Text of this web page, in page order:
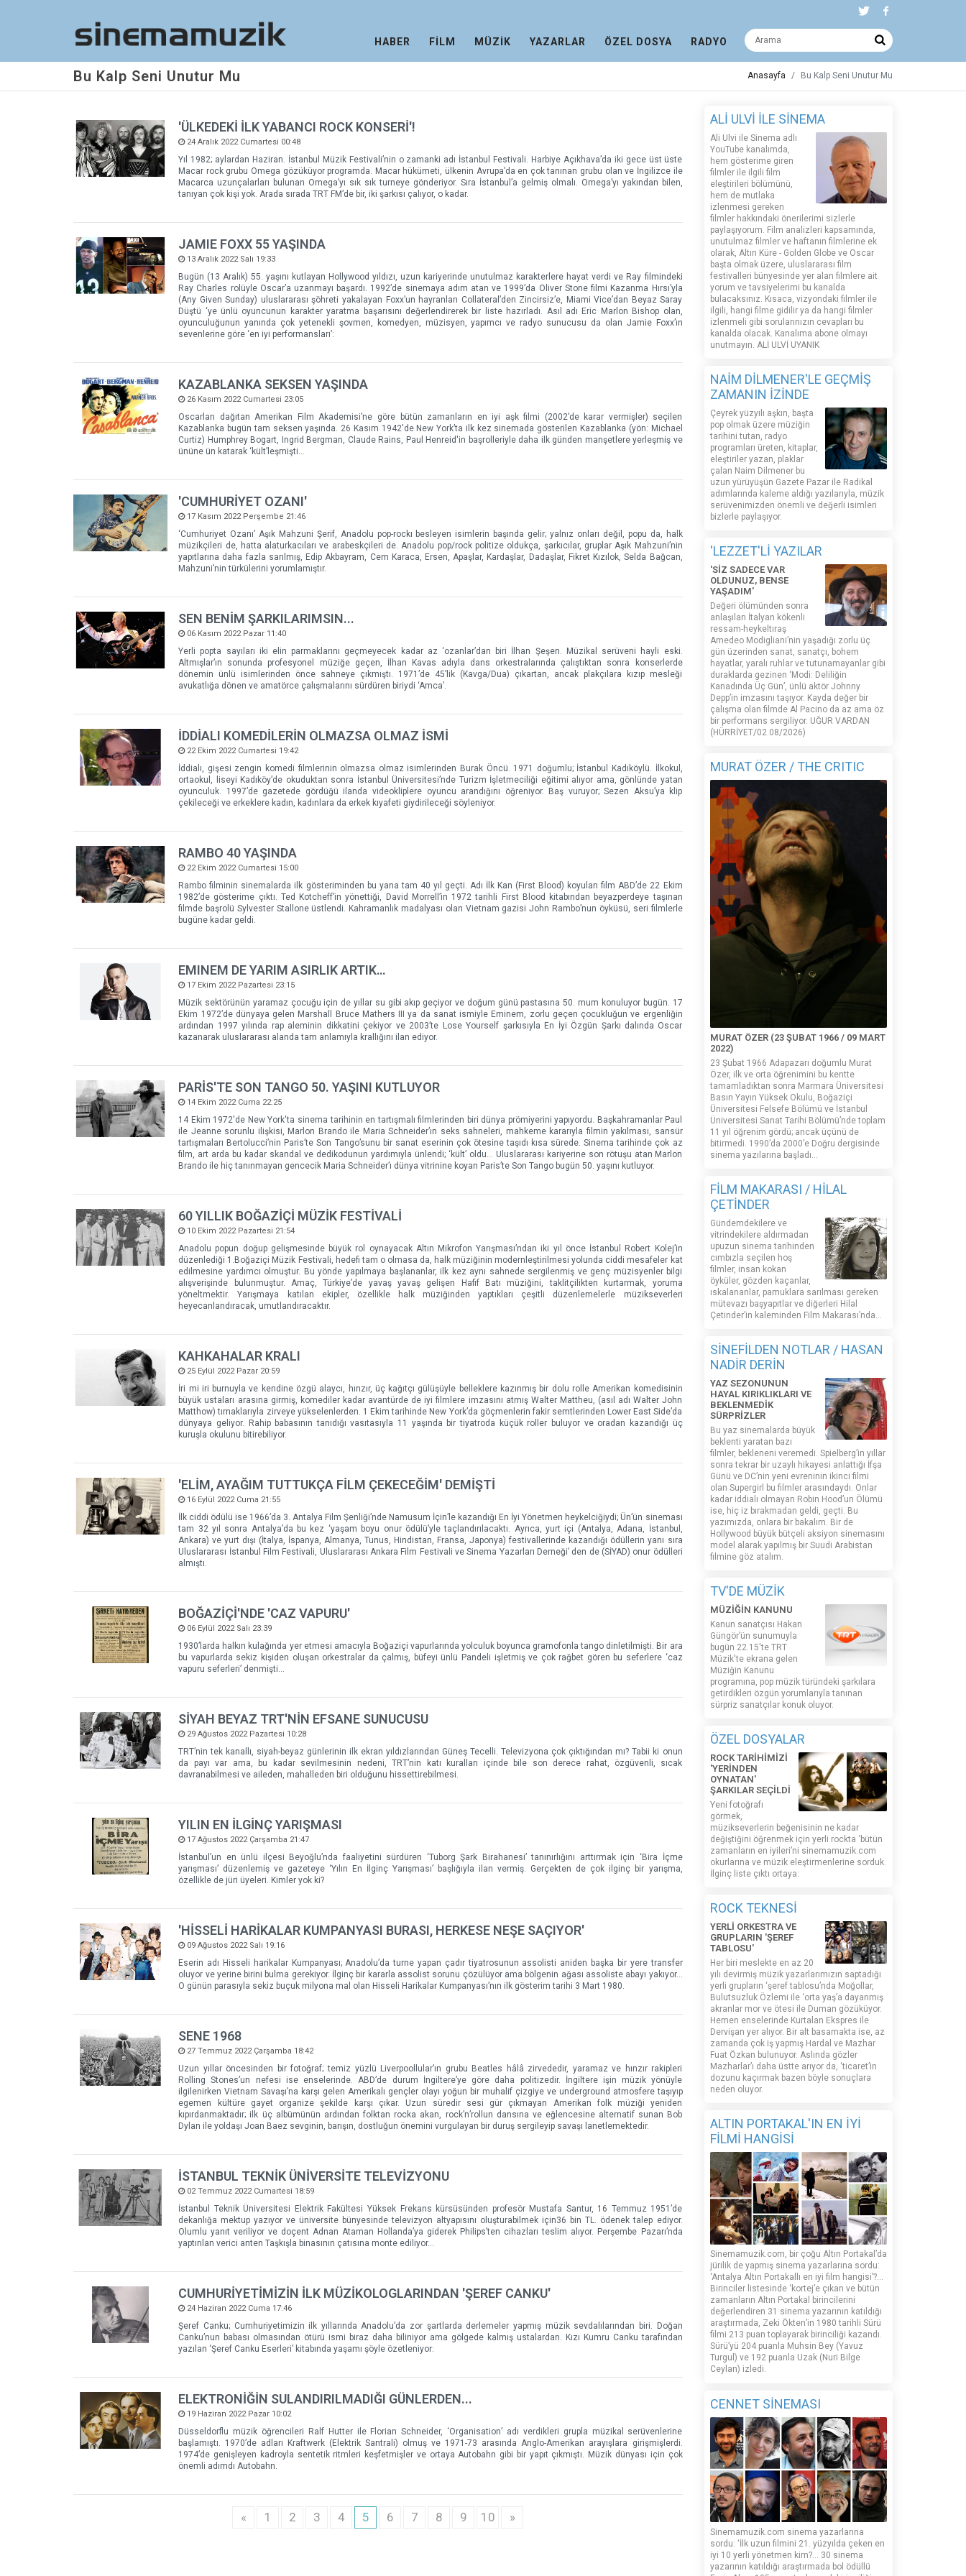
HABER FİLM MÜZİK YAZARLAR ÖZEL DOSYA RADYO
Bu Kalp Seni Unutur Mu Anasayfa Bu Kalp Seni Unutur Mu
'ÜLKEDEKİ İLK YABANCI ROCK KONSERİ'!
24 Aralık 2022 Cumartesi 00:48
Yıl 1982; aylardan Haziran. İstanbul Müzik Festivali’nin o zamanki adı İstanbul Festivali. Harbiye Açıkhava’da iki gece üst üste
Macar rock grubu Omega gözüküyor programda. Macar hükümeti, ülkenin Avrupa’da en çok tanınan grubu olan ve İngilizce ile
Macarca uzunçalarları bulunan Omega’yı sık sık turneye gönderiyor. Sıra İstanbul’a gelmiş olmalı. Omega’yı yakından bilen,
tanıyan çok kişi yok. Arada sırada TRT FM’de bir, iki şarkısı çalıyor, o kadar.
JAMIE FOXX 55 YAŞINDA
13 Aralık 2022 Salı 19:33
Bugün (13 Aralık) 55. yaşını kutlayan Hollywood yıldızı, uzun kariyerinde unutulmaz karakterlere hayat verdi ve Ray filmindeki
Ray Charles rolüyle Oscar’a uzanmayı başardı. 1992’de sinemaya adım atan ve 1999’da Oliver Stone filmi Kazanma Hırsı’yla
(Any Given Sunday) uluslararası şöhreti yakalayan Foxx’un hayranları Collateral’den Zincirsiz’e, Miami Vice’dan Beyaz Saray
Düştü ‘ye ünlü oyuncunun karakter yaratma başarısını değerlendirerek bir liste hazırladı. Asıl adı Eric Marlon Bishop olan,
oyunculuğunun yanında çok yetenekli şovmen, komedyen, müzisyen, yapımcı ve radyo sunucusu da olan Jamie Foxx’ın
sevenlerine göre ‘en iyi performansları’:
KAZABLANKA SEKSEN YAŞINDA
26 Kasım 2022 Cumartesi 23:05
Oscarları dağıtan Amerikan Film Akademisi’ne göre bütün zamanların en iyi aşk filmi (2002’de karar vermişler) seçilen
Kazablanka bugün tam seksen yaşında. 26 Kasım 1942'de New York’ta ilk kez sinemada gösterilen Kazablanka (yön: Michael
Curtiz) Humphrey Bogart, Ingrid Bergman, Claude Rains, Paul Henreid'in başrolleriyle daha ilk günden manşetlere yerleşmiş ve
ününe ün katarak ‘kült’leşmişti…
'CUMHURİYET OZANI'
17 Kasım 2022 Perşembe 21:46
‘Cumhuriyet Ozanı’ Aşık Mahzuni Şerif, Anadolu pop-rockı besleyen isimlerin başında gelir; yalnız onları değil, popu da, halk
müzikçileri de, hatta alaturkacıları ve arabeskçileri de. Anadolu pop/rock politize oldukça, şarkıcılar, gruplar Aşık Mahzuni’nin
yapıtlarına daha fazla sarılmış, Edip Akbayram, Cem Karaca, Ersen, Apaşlar, Kardaşlar, Dadaşlar, Fikret Kızılok, Selda Bağcan,
Mahzuni’nin türkülerini yorumlamıştır.
SEN BENİM ŞARKILARIMSIN...
06 Kasım 2022 Pazar 11:40
Yerli popta sayıları iki elin parmaklarını geçmeyecek kadar az ‘ozanlar’dan biri İlhan Şeşen. Müzikal serüveni hayli eski.
Altmışlar’ın sonunda profesyonel müziğe geçen, İlhan Kavas adıyla dans orkestralarında çalıştıktan sonra konserlerde
dönemin ünlü isimlerinden önce sahneye çıkmıştı. 1971’de 45’lik (Kavga/Dua) çıkartan, ancak plakçılara kızıp mesleği
avukatlığa dönen ve amatörce çalışmalarını sürdüren biriydi ‘Amca’.
İDDİALI KOMEDİLERİN OLMAZSA OLMAZ İSMİ
22 Ekim 2022 Cumartesi 19:42
İddialı, gişesi zengin komedi filmlerinin olmazsa olmaz isimlerinden Burak Öncü. 1971 doğumlu; İstanbul Kadıköylü. İlkokul,
ortaokul, liseyi Kadıköy’de okuduktan sonra İstanbul Üniversitesi’nde Turizm İşletmeciliği eğitimi alıyor ama, gönlünde yatan
oyunculuk. 1997’de gazetede gördüğü ilanda videokliplere oyuncu arandığını öğreniyor. Baş vuruyor; Sezen Aksu’ya klip
çekileceği ve erkeklere kadın, kadınlara da erkek kıyafeti giydirileceği söyleniyor.
RAMBO 40 YAŞINDA
22 Ekim 2022 Cumartesi 15:00
Rambo filminin sinemalarda ilk gösteriminden bu yana tam 40 yıl geçti. Adı İlk Kan (First Blood) koyulan film ABD’de 22 Ekim
1982’de gösterime çıktı. Ted Kotcheff’in yönettiği, David Morrell’in 1972 tarihli First Blood kitabından beyazperdeye taşınan
filmde başrolü Sylvester Stallone üstlendi. Kahramanlık madalyası olan Vietnam gazisi John Rambo’nun öyküsü, seri filmlerle
bugüne kadar geldi.
EMINEM DE YARIM ASIRLIK ARTIK…
17 Ekim 2022 Pazartesi 23:15
Müzik sektörünün yaramaz çocuğu için de yıllar su gibi akıp geçiyor ve doğum günü pastasına 50. mum konuluyor bugün. 17
Ekim 1972’de dünyaya gelen Marshall Bruce Mathers III ya da sanat ismiyle Eminem, zorlu geçen çocukluğun ve ergenliğin
ardından 1997 yılında rap aleminin dikkatini çekiyor ve 2003’te Lose Yourself şarkısıyla En İyi Özgün Şarkı dalında Oscar
kazanarak uluslararası alanda tam anlamıyla krallığını ilan ediyor.
PARİS'TE SON TANGO 50. YAŞINI KUTLUYOR
14 Ekim 2022 Cuma 22:25
14 Ekim 1972'de New York'ta sinema tarihinin en tartışmalı filmlerinden biri dünya prömiyerini yapıyordu. Başkahramanlar Paul
ile Jeanne sorunlu ilişkisi, Marlon Brando ile Maria Schneider’ın seks sahneleri, mahkeme kararıyla filmin yakılması, sansür
tartışmaları Bertolucci’nin Paris’te Son Tango’sunu bir sanat eserinin çok ötesine taşıdı kısa sürede. Sinema tarihinde çok az
film, art arda bu kadar skandal ve dedikodunun yardımıyla ünlendi; ‘kült’ oldu… Uluslararası kariyerine son rötuşu atan Marlon
Brando ile hiç tanınmayan gencecik Maria Schneider’ı dünya vitrinine koyan Paris’te Son Tango bugün 50. yaşını kutluyor.
60 YILLIK BOĞAZİÇİ MÜZİK FESTİVALİ
10 Ekim 2022 Pazartesi 21:54
Anadolu popun doğup gelişmesinde büyük rol oynayacak Altın Mikrofon Yarışması’ndan iki yıl önce İstanbul Robert Kolej’in
düzenlediği 1.Boğaziçi Müzik Festivali, hedefi tam o olmasa da, halk müziğinin modernleştirilmesi yolunda ciddi mesafeler kat
edilmesine yardımcı olmuştur. Bu yönde yapılmaya başlananlar, ilk kez aynı sahnede sergilenmiş ve genç müzisyenler bilgi
alışverişinde bulunmuştur. Amaç, Türkiye’de yavaş yavaş gelişen Hafif Batı müziğini, taklitçilikten kurtarmak, yoruma
yöneltmektir. Yarışmaya katılan ekipler, özellikle halk müziğinden yaptıkları çeşitli düzenlemelerle müzikseverleri
heyecanlandıracak, umutlandıracaktır.
KAHKAHALAR KRALI
25 Eylül 2022 Pazar 20:59
İri mi iri burnuyla ve kendine özgü alaycı, hınzır, üç kağıtçı gülüşüyle belleklere kazınmış bir dolu rolle Amerikan komedisinin
büyük ustaları arasına girmiş, komediler kadar avantürde de iyi filmlere imzasını atmış Walter Mattheu, (asıl adı Walter John
Matthow) tırnaklarıyla zirveye yükselenlerden. 1 Ekim tarihinde New York’da göçmenlerin fakir semtlerinden Lower East Side’da
dünyaya geliyor. Rahip babasının tanıdığı vasıtasıyla 11 yaşında bir tiyatroda küçük roller buluyor ve oradan kazandığı üç
kuruşla okulunu bitirebiliyor.
'ELİM, AYAĞIM TUTTUKÇA FİLM ÇEKECEĞİM' DEMİŞTİ
16 Eylül 2022 Cuma 21:55
İlk ciddi ödülü ise 1966’da 3. Antalya Film Şenliği’nde Namusum İçin’le kazandığı En İyi Yönetmen heykelciğiydi; Ün’ün sineması
tam 32 yıl sonra Antalya’da bu kez ‘yaşam boyu onur ödülü’yle taçlandırılacaktı. Ayrıca, yurt içi (Antalya, Adana, İstanbul,
Ankara) ve yurt dışı (İtalya, İspanya, Almanya, Tunus, Hindistan, Fransa, Japonya) festivallerinde kazandığı ödüllerin yanı sıra
Uluslararası İstanbul Film Festivali, Uluslararası Ankara Film Festivali ve Sinema Yazarları Derneği’ den de (SİYAD) onur ödülleri
almıştı.
BOĞAZİÇİ'NDE 'CAZ VAPURU'
06 Eylül 2022 Salı 23:39
1930’larda halkın kulağında yer etmesi amacıyla Boğaziçi vapurlarında yolculuk boyunca gramofonla tango dinletilmişti. Bir ara
bu vapurlarda sekiz kişiden oluşan orkestralar da çalmış, büfeyi ünlü Pandeli işletmiş ve çok rağbet gören bu seferlere ‘caz
vapuru seferleri’ denmişti…
SİYAH BEYAZ TRT'NİN EFSANE SUNUCUSU
29 Ağustos 2022 Pazartesi 10:28
TRT’nin tek kanallı, siyah-beyaz günlerinin ilk ekran yıldızlarından Güneş Tecelli. Televizyona çok çıktığından mı? Tabii ki onun
da payı var ama, bu kadar sevilmesinin nedeni, TRT’nin katı kuralları içinde bile son derece rahat, özgüvenli, sıcak
davranabilmesi ve aileden, mahalleden biri olduğunu hissettirebilmesi.
YILIN EN İLGİNÇ YARIŞMASI
17 Ağustos 2022 Çarşamba 21:47
İstanbul’un en ünlü ilçesi Beyoğlu’nda faaliyetini sürdüren ‘Tuborg Şark Birahanesi’ tanınırlığını arttırmak için ‘Bira İçme
yarışması’ düzenlemiş ve gazeteye ‘Yılın En İlginç Yarışması’ başlığıyla ilan vermiş. Gerçekten de çok ilginç bir yarışma,
özellikle de jüri üyeleri. Kimler yok ki?
'HİSSELİ HARİKALAR KUMPANYASI BURASI, HERKESE NEŞE SAÇIYOR'
09 Ağustos 2022 Salı 19:16
Eserin adı Hisseli harikalar Kumpanyası; Anadolu’da turne yapan çadır tiyatrosunun assolisti aniden başka bir yere transfer
oluyor ve yerine birini bulma gerekiyor. İlginç bir kararla assolist sorunu çözülüyor ama bölgenin ağası assoliste abayı yakıyor…
O günün parasıyla sekiz buçuk milyona mal olan Hisseli Harikalar Kumpanyası’nın ilk gösterim tarihi 3 Mart 1980.
SENE 1968
27 Temmuz 2022 Çarşamba 18:42
Uzun yıllar öncesinden bir fotoğraf; temiz yüzlü Liverpoollular’ın grubu Beatles hâlâ zirvededir, yaramaz ve hınzır rakipleri
Rolling Stones’un nefesi ise enselerinde. ABD’de durum İngiltere’ye göre daha politizedir. İngiltere işin müzik yönüyle
ilgilenirken Vietnam Savaşı’na karşı gelen Amerikalı gençler olayı yoğun bir muhalif çizgiye ve underground atmosfere taşıyıp
egemen kültüre gayet organize şekilde karşı çıkar. Uzun süredir sesi gür çıkmayan Amerikan folk müziği yeniden
kıpırdanmaktadır; ilk üç albümünün ardından folktan rocka akan, rock’n’rollun dansına ve eğlencesine alternatif sunan Bob
Dylan ile yoldaşı Joan Baez sevginin, barışın, dostluğun önemini vurgulayan bir duruş sergileyip savaşı lanetlemektedir.
İSTANBUL TEKNİK ÜNİVERSİTE TELEVİZYONU
02 Temmuz 2022 Cumartesi 18:59
İstanbul Teknik Üniversitesi Elektrik Fakültesi Yüksek Frekans kürsüsünden profesör Mustafa Santur, 16 Temmuz 1951’de
dekanlığa mektup yazıyor ve üniversite bünyesinde televizyon altyapısını oluşturabilmek için36 bin TL. ödenek talep ediyor.
Olumlu yanıt veriliyor ve doçent Adnan Ataman Hollanda’ya giderek Philips’ten cihazları teslim alıyor. Perşembe Pazarı’nda
yaptırılan verici anten Taşkışla binasının çatısına monte ediliyor…
CUMHURİYETİMİZİN İLK MÜZİKOLOGLARINDAN 'ŞEREF CANKU'
24 Haziran 2022 Cuma 17:46
Şeref Canku; Cumhuriyetimizin ilk yıllarında Anadolu’da zor şartlarda derlemeler yapmış müzik sevdalılarından biri. Doğan
Canku’nun babası olmasından ötürü ismi biraz daha biliniyor ama gölgede kalmış ustalardan. Kızı Kumru Canku tarafından
yazılan ‘Şeref Canku Eserleri’ kitabında yaşamı şöyle özetleniyor:
ELEKTRONİĞİN SULANDIRILMADIĞI GÜNLERDEN...
19 Haziran 2022 Pazar 10:02
Düsseldorflu müzik öğrencileri Ralf Hutter ile Florian Schneider, ‘Organisation’ adı verdikleri grupla müzikal serüvenlerine
başlamıştı. 1970’de adları Kraftwerk (Elektrik Santrali) olmuş ve 1971-73 arasında Anglo-Amerikan arayışlara girişmişlerdi.
1974’de genişleyen kadroyla sentetik ritmleri keşfetmişler ve ortaya Autobahn gibi bir yapıt çıkmıştı. Müzik dünyası için çok
önemli adımdı Autobahn.
« 1 2 3 4 5 6 7 8 9 10 »
ALİ ULVİ İLE SİNEMA
Ali Ulvi ile Sinema adlı
YouTube kanalımda,
hem gösterime giren
filmler ile ilgili film
eleştirileri bölümünü,
hem de mutlaka
izlenmesi gereken
filmler hakkındaki önerilerimi sizlerle
paylaşıyorum. Film analizleri kapsamında,
unutulmaz filmler ve haftanın filmlerine ek
olarak, Altın Küre - Golden Globe ve Oscar
başta olmak üzere, uluslararası film
festivalleri bünyesinde yer alan filmlere ait
yorum ve tavsiyelerimi bu kanalda
bulacaksınız. Kısaca, vizyondaki filmler ile
ilgili, hangi filme gidilir ya da hangi filmler
izlenmeli gibi sorularınızın cevapları bu
kanalda olacak. Kanalıma abone olmayı
unutmayın. ALİ ULVİ UYANIK
NAİM DİLMENER'LE GEÇMİŞ
ZAMANIN İZİNDE
Çeyrek yüzyılı aşkın, başta
pop olmak üzere müziğin
tarihini tutan, radyo
programları üreten, kitaplar,
eleştiriler yazan, plaklar
çalan Naim Dilmener bu
uzun yürüyüşün Gazete Pazar ile Radikal
adımlarında kaleme aldığı yazılarıyla, müzik
serüvenimizden önemli ve değerli isimleri
bizlerle paylaşıyor.
'LEZZET'Lİ YAZILAR
'SİZ SADECE VAR
OLDUNUZ, BENSE
YAŞADIM'
Değeri ölümünden sonra
anlaşılan İtalyan kökenli
ressam-heykeltıraş
Amedeo Modigliani’nin yaşadığı zorlu üç
gün üzerinden sanat, sanatçı, bohem
hayatlar, yaralı ruhlar ve tutunamayanlar gibi
duraklarda gezinen ‘Modi: Deliliğin
Kanadında Üç Gün’, ünlü aktör Johnny
Depp’in imzasını taşıyor. Kayda değer bir
çalışma olan filmde Al Pacino da az ama öz
bir performans sergiliyor. UĞUR VARDAN
(HÜRRİYET/02.08/2026)
MURAT ÖZER / THE CRITIC
MURAT ÖZER (23 ŞUBAT 1966 / 09 MART
2022)
23 Şubat 1966 Adapazarı doğumlu Murat
Özer, ilk ve orta öğrenimini bu kentte
tamamladıktan sonra Marmara Üniversitesi
Basın Yayın Yüksek Okulu, Boğaziçi
Üniversitesi Felsefe Bölümü ve İstanbul
Üniversitesi Sanat Tarihi Bölümü’nde toplam
11 yıl öğrenim gördü; ancak üçünü de
bitirmedi. 1990’da 2000’e Doğru dergisinde
sinema yazılarına başladı...
FİLM MAKARASI / HİLAL
ÇETİNDER
Gündemdekilere ve
vitrindekilere aldırmadan
upuzun sinema tarihinden
cımbızla seçilen hoş
filmler, insan kokan
öyküler, gözden kaçanlar,
ıskalananlar, pamuklara sarılması gereken
mütevazı başyapıtlar ve diğerleri Hilal
Çetinder’in kaleminden Film Makarası’nda…
SİNEFİLDEN NOTLAR / HASAN
NADİR DERİN
YAZ SEZONUNUN
HAYAL KIRIKLIKLARI VE
BEKLENMEDİK
SÜRPRİZLER
Bu yaz sinemalarda büyük
beklenti yaratan bazı
filmler, bekleneni veremedi. Spielberg’in yıllar
sonra tekrar bir uzaylı hikayesi anlattığı İfşa
Günü ve DC’nin yeni evreninin ikinci filmi
olan Supergirl bu filmler arasındaydı. Onlar
kadar iddialı olmayan Robin Hood’un Ölümü
ise, hiç iz bırakmadan geldi, geçti. Bu
yazımızda, onlara bir bakalım. Bir de
Hollywood büyük bütçeli aksiyon sinemasını
model alarak yapılmış bir Suudi Arabistan
filmine göz atalım.
TV'DE MÜZİK
MÜZİĞİN KANUNU
Kanun sanatçısı Hakan
Güngör’ün sunumuyla
bugün 22.15'te TRT
Müzik'te ekrana gelen
Müziğin Kanunu
programına, pop müzik türündeki şarkılara
getirdikleri özgün yorumlarıyla tanınan
sürpriz sanatçılar konuk oluyor.
ÖZEL DOSYALAR
ROCK TARİHİMİZİ
'YERİNDEN
OYNATAN'
ŞARKILAR SEÇİLDİ
Yeni fotoğrafı
görmek,
müzikseverlerin beğenisinin ne kadar
değiştiğini öğrenmek için yerli rockta ‘bütün
zamanların en iyileri’ni sinemamuzik.com
okurlarına ve müzik eleştirmenlerine sorduk.
İlginç liste çıktı ortaya:
ROCK TEKNESİ
YERLİ ORKESTRA VE
GRUPLARIN 'ŞEREF
TABLOSU'
Her biri meslekte en az 20
yılı devirmiş müzik yazarlarımızın saptadığı
yerli grupların ‘şeref tablosu’nda Moğollar,
Bulutsuzluk Özlemi ile ‘orta yaş’a dayanmış
akranlar mor ve ötesi ile Duman gözüküyor.
Hemen enselerinde Kurtalan Ekspres ile
Dervişan yer alıyor. Bir alt basamakta ise, az
zamanda çok iş yapmış Hardal ve Mazhar
Fuat Özkan bulunuyor. Aslında gözler
Mazharlar’ı daha üstte arıyor da, ‘ticaret’in
dozunu kaçırmak bazen böyle sonuçlara
neden oluyor.
ALTIN PORTAKAL'IN EN İYİ
FİLMİ HANGİSİ
Sinemamuzik.com, bir çoğu Altın Portakal’da
jürilik de yapmış sinema yazarlarına sordu:
‘Antalya Altın Portakallı en iyi film hangisi’?...
Birinciler listesinde ‘kortej’e çıkan ve bütün
zamanların Altın Portakal birincilerini
değerlendiren 31 sinema yazarının katıldığı
araştırmada, Zeki Ökten’in 1980 tarihli Sürü
filmi 213 puan toplayarak birinciliği kazandı.
Sürü’yü 204 puanla Muhsin Bey (Yavuz
Turgul) ve 192 puanla Uzak (Nuri Bilge
Ceylan) izledi.
CENNET SİNEMASI
Sinemamuzik.com sinema yazarlarına
sordu: ‘İlk uzun filmini 21. yüzyılda çeken en
iyi 10 yerli yönetmen kim?... 30 sinema
yazarının katıldığı araştırmada bol ödüllü